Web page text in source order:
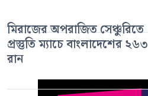
মিরাজের অপরাজিত সেঞ্চুরিতে
প্রস্তুতি ম্যাচে বাংলাদেশের ২৬৩
রান